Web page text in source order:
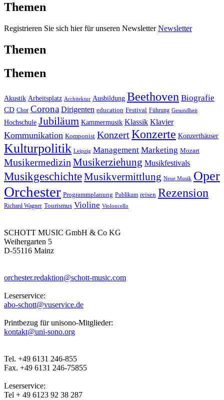
Themen
Registrieren Sie sich hier für unseren NewsletterNewsletter
Themen
Themen
Akustik Arbeitsplatz Architektur Ausbildung Beethoven Biografie
CD Chor Corona Dirigenten education Festival Führung Gesundheit
Hochschule Jubiläum Kammermusik Klassik Klavier
Kommunikation Komponist KonzertKonzerte Konzerthäuser
Kulturpolitik Leipzig Management Marketing Mozart
Musikermedizin Musikerziehung Musikfestivals
MusikgeschichteMusikvermittlung Neue Musik Oper
Orchester Programmplanung Publikum reisen Rezension
Richard Wagner Tourismus Violine Violoncello
SCHOTT MUSIC GmbH & Co KG
Weihergarten 5
D-55116 Mainz
orchester.redaktion@schott-music.com
Leserservice:
abo-schott@vuservice.de
Printbezug für unisono-Mitglieder:
kontakt@uni-sono.org
Tel. +49 6131 246-855
Fax. +49 6131 246-75855
Leserservice:
Tel + 49 6123 92 38 287